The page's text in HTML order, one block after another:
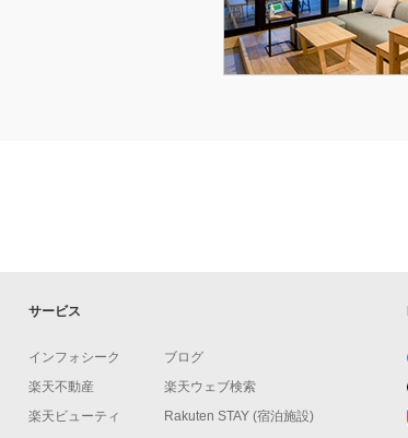
サービス
インフォシーク
楽天不動産
楽天ビューティ
ブログ
楽天ウェブ検索
Rakuten STAY (宿泊施設)